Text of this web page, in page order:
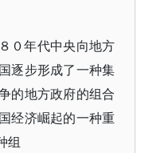
０年代中央向地方
逐步形成了一种集
的地方政府的组合
经济崛起的一种重
组